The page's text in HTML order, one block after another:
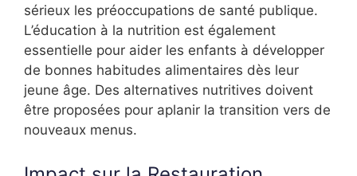
sérieux les préoccupations de santé publique.
L’éducation à la nutrition est également
essentielle pour aider les enfants à développer
de bonnes habitudes alimentaires dès leur
jeune âge. Des alternatives nutritives doivent
être proposées pour aplanir la transition vers de
nouveaux menus.